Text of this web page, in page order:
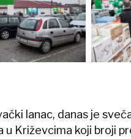
lanac, danas je
Križevcima koji broji